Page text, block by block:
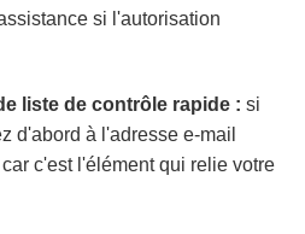
si l'autorisation
liste de contrôle rapide : si
d'abord à l'adresse e-mail
c'est l'élément qui relie votre